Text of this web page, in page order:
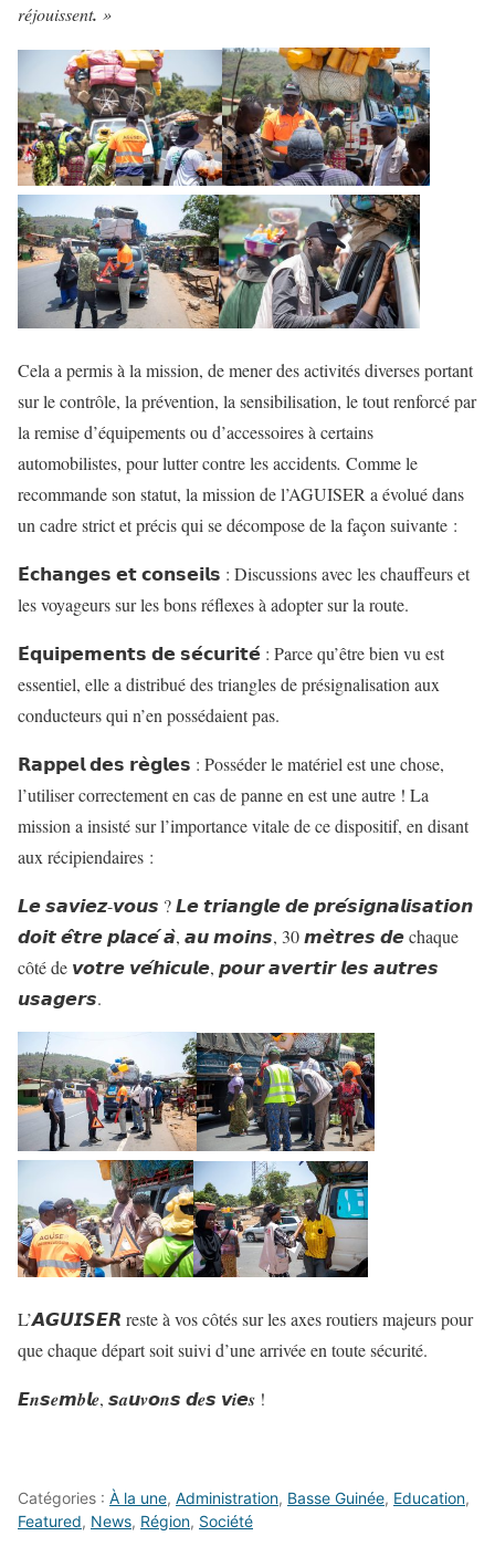
réjouissent. »
Cela a permis à la mission, de mener des activités diverses portant
sur le contrôle, la prévention, la sensibilisation, le tout renforcé par
la remise d’équipements ou d’accessoires à certains
automobilistes, pour lutter contre les accidents. Comme le
recommande son statut, la mission de l’AGUISER a évolué dans
un cadre strict et précis qui se décompose de la façon suivante :
𝗘́𝗰𝗵𝗮𝗻𝗴𝗲𝘀 𝗲𝘁 𝗰𝗼𝗻𝘀𝗲𝗶𝗹𝘀 : Discussions avec les chauffeurs et
les voyageurs sur les bons réflexes à adopter sur la route.
𝗘́𝗾𝘂𝗶𝗽𝗲𝗺𝗲𝗻𝘁𝘀 𝗱𝗲 𝘀𝗲́𝗰𝘂𝗿𝗶𝘁𝗲́ : Parce qu’être bien vu est
essentiel, elle a distribué des triangles de présignalisation aux
conducteurs qui n’en possédaient pas.
𝗥𝗮𝗽𝗽𝗲𝗹 𝗱𝗲𝘀 𝗿𝗲̀𝗴𝗹𝗲𝘀 : Posséder le matériel est une chose,
l’utiliser correctement en cas de panne en est une autre ! La
mission a insisté sur l’importance vitale de ce dispositif, en disant
aux récipiendaires :
𝙇𝙚 𝙨𝙖𝙫𝙞𝙚𝙯-𝙫𝙤𝙪𝙨 ? 𝙇𝙚 𝙩𝙧𝙞𝙖𝙣𝙜𝙡𝙚 𝙙𝙚 𝙥𝙧𝙚́𝙨𝙞𝙜𝙣𝙖𝙡𝙞𝙨𝙖𝙩𝙞𝙤𝙣
𝙙𝙤𝙞𝙩 𝙚̂𝙩𝙧𝙚 𝙥𝙡𝙖𝙘𝙚́ 𝙖̀, 𝙖𝙪 𝙢𝙤𝙞𝙣𝙨, 30 𝙢𝙚̀𝙩𝙧𝙚𝙨 𝙙𝙚 chaque
côté de 𝙫𝙤𝙩𝙧𝙚 𝙫𝙚́𝙝𝙞𝙘𝙪𝙡𝙚, 𝙥𝙤𝙪𝙧 𝙖𝙫𝙚𝙧𝙩𝙞𝙧 𝙡𝙚𝙨 𝙖𝙪𝙩𝙧𝙚𝙨
𝙪𝙨𝙖𝙜𝙚𝙧𝙨.
L’𝘼𝙂𝙐𝙄𝙎𝙀𝙍 reste à vos côtés sur les axes routiers majeurs pour
que chaque départ soit suivi d’une arrivée en toute sécurité.
𝙀𝒏𝙨𝒆𝙢𝒃𝙡𝒆, 𝙨𝒂𝙪𝒗𝙤𝒏𝙨 𝙙𝒆𝙨 𝙫𝒊𝙚𝒔 !
Catégories : À la une, Administration, Basse Guinée, Education,
Featured, News, Région, Société